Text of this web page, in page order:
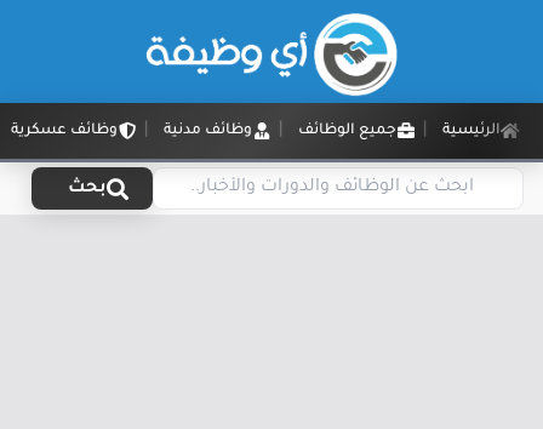
الرئيسية جميع الوظائف وظائف مدنية وظائف عسكرية
بحث